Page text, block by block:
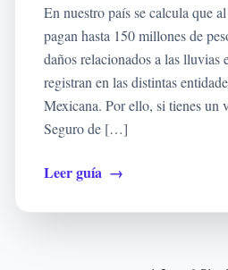
En nuestro país se calcula que
pagan hasta 150 millones de
daños relacionados a las lluvias
registran en las distintas
Mexicana. Por ello, si tienes un
Seguro de […]
Leer guía →